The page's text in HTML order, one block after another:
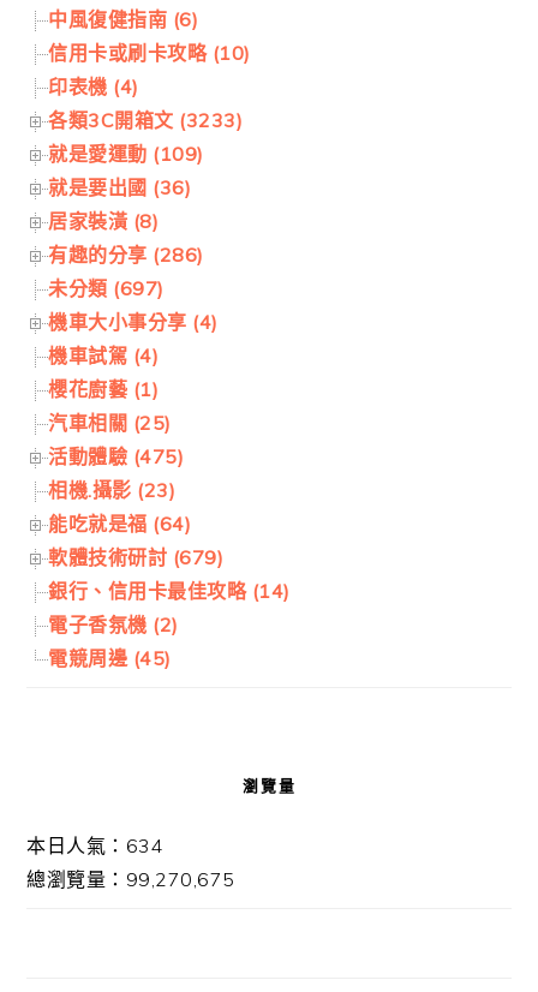
中風復健指南 (6)
信用卡或刷卡攻略 (10)
印表機 (4)
各類3C開箱文 (3233)
就是愛運動 (109)
就是要出國 (36)
居家裝潢 (8)
有趣的分享 (286)
未分類 (697)
機車大小事分享 (4)
機車試駕 (4)
櫻花廚藝 (1)
汽車相關 (25)
活動體驗 (475)
相機.攝影 (23)
能吃就是福 (64)
軟體技術研討 (679)
銀行、信用卡最佳攻略 (14)
電子香氛機 (2)
電競周邊 (45)
瀏覽量
本日人氣：634
總瀏覽量：99,270,675